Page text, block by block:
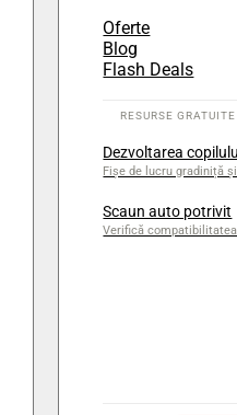
Oferte
Blog
Flash Deals
Dezvoltarea
Fișe de lucru gradiniță
Scaun auto potrivit
Verifică